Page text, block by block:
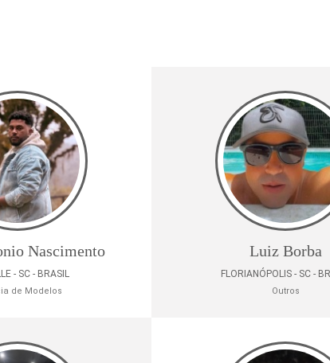
Nascimento
- SC - BRASIL
de Modelos
Luiz Borba
FLORIANÓPOLIS - SC -
Outros